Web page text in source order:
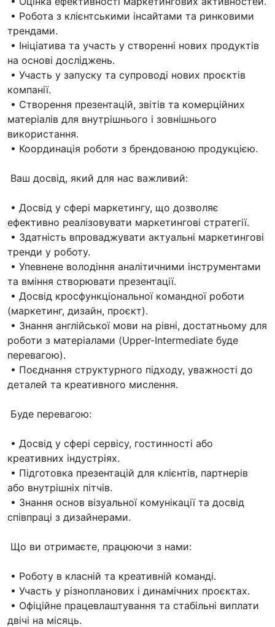
• Робота з клієнтськими інсайтами та ринковими
трендами.
• Ініціатива та участь у створенні нових продуктів
на основі досліджень.
• Участь у запуску та супроводі нових проєктів
компанії.
• Створення презентацій, звітів та комерційних
матеріалів для внутрішнього і зовнішнього
використання.
• Координація роботи з брендованою продукцією.
Ваш досвід, який для нас важливий:
• Досвід у сфері маркетингу, що дозволяє
ефективно реалізовувати маркетингові стратегії.
• Здатність впроваджувати актуальні маркетингові
тренди у роботу.
• Упевнене володіння аналітичними інструментами
та вміння створювати презентації.
• Досвід кросфункціональної командної роботи
(маркетинг, дизайн, проєкт).
• Знання англійської мови на рівні, достатньому для
роботи з матеріалами (Upper-Intermediate буде
перевагою).
• Поєднання структурного підходу, уважності до
деталей та креативного мислення.
Буде перевагою:
• Досвід у сфері сервісу, гостинності або
креативних індустріях.
• Підготовка презентацій для клієнтів, партнерів
або внутрішніх пітчів.
• Знання основ візуальної комунікації та досвід
співпраці з дизайнерами.
Що ви отримаєте, працюючи з нами:
• Роботу в класній та креативній команді.
• Участь у різнопланових і динамічних проєктах.
• Офіційне працевлаштування та стабільні виплати
двічі на місяць.